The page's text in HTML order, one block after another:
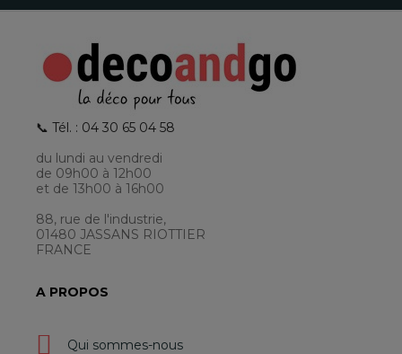
📞 Tél. : 04 30 65 04 58
du lundi au vendredi
de 09h00 à 12h00
et de 13h00 à 16h00
88, rue de l'industrie,
01480 JASSANS RIOTTIER
FRANCE
A PROPOS
Qui sommes-nous